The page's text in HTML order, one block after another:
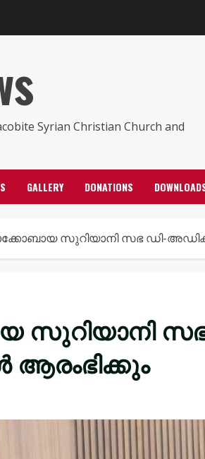
Syrian Christian Church and
GALLERY DONATIONS
സുറിയാനി സഭ ഡി-
സുറിയാനി